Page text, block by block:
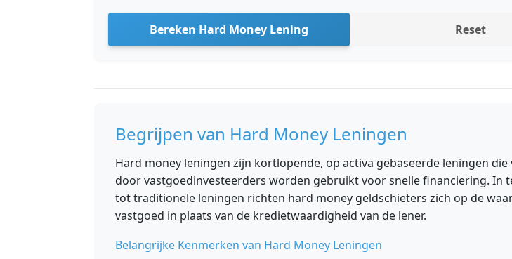
Bereken Hard Money Lening Reset
Begrijpen van Hard Money Leningen
Hard money leningen zijn kortlopende, op activa gebaseerde leningen
door vastgoedinvesteerders worden gebruikt voor snelle financiering. In
tot traditionele leningen richten hard money geldschieters zich op de
vastgoed in plaats van de kredietwaardigheid van de lener.
Belangrijke Kenmerken van Hard Money Leningen